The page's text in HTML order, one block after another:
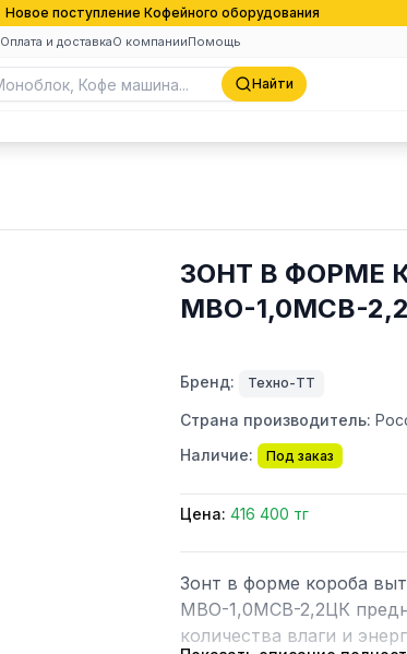
Новое поступление Кофейного оборудования
Оплата и доставкаО компанииПомощь
Найти
ЗОНТ В ФОРМЕ
МВО-1,0МСВ-
Бренд: Техно-ТТ
Страна производитель:
Наличие:
Под заказ
Цена: 416 400 тг
Зонт в форме короба
МВО-1,0МСВ-2,2ЦК
количества влаги и